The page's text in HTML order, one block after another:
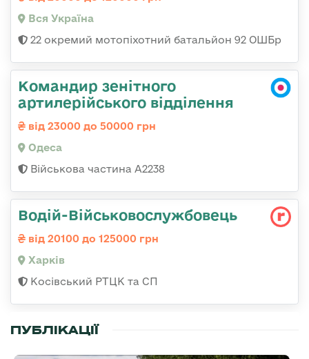
Вся Україна
22 окремий мотопіхотний батальйон 92 ОШБр
Командир зенітного
артилерійського відділення
від 23000 до 50000 грн
Одеса
Військова частина А2238
Водій-Військовослужбовець
від 20100 до 125000 грн
Харків
Косівський РТЦК та СП
ПУБЛІКАЦІЇ